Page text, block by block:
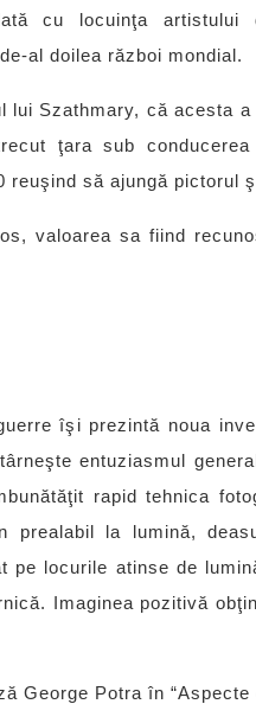
cu locuinţa
al doilea război mondial.
lui Szathmary, că acesta
ţara sub
reuşind să ajungă pictorul
valoarea sa fiind
îşi prezintă noua
entuziasmul
rapid tehnica
prealabil la lumină,
pe locurile atinse de
Imaginea pozitivă
George Potra în